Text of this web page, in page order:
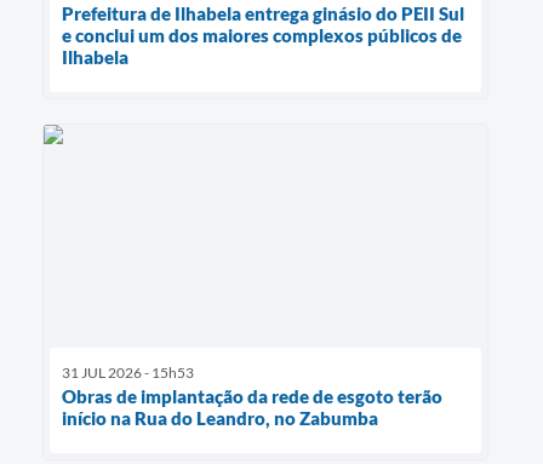
Prefeitura de Ilhabela entrega ginásio do PEII Sul
e conclui um dos maiores complexos públicos de
Ilhabela
31 JUL 2026 - 15h53
Obras de implantação da rede de esgoto terão
início na Rua do Leandro, no Zabumba